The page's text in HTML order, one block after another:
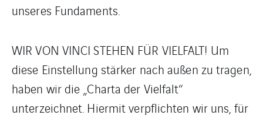
unseres Fundaments.
WIR VON VINCI STEHEN FÜR VIELFALT! Um
diese Einstellung stärker nach außen zu tragen,
haben wir die „Charta der Vielfalt“
unterzeichnet. Hiermit verpflichten wir uns, für